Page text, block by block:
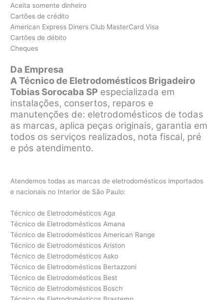
Aceita somente dinheiro
Cartões de crédito
American Express Diners Club MasterCard Visa
Cartões de débito
Cheques
Da Empresa
A Técnico de Eletrodomésticos Brigadeiro
Tobias Sorocaba SP especializada em
instalações, consertos, reparos e
manutenções de: eletrodomésticos de todas
as marcas, aplica peças originais, garantia em
todos os serviços realizados, nota fiscal, pré
e pós atendimento.
Atendemos todas as marcas de eletrodomésticos importados
e nacionais no Interior de São Paulo:
Técnico de Eletrodomésticos Aga
Técnico de Eletrodomésticos Amana
Técnico de Eletrodomésticos American Range
Técnico de Eletrodomésticos Ariston
Técnico de Eletrodomésticos Asko
Técnico de Eletrodomésticos Bertazzoni
Técnico de Eletrodomésticos Best
Técnico de Eletrodomésticos Bosch